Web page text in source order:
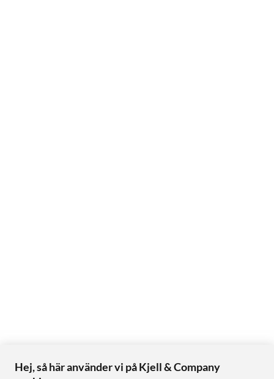
Hej, så här använder vi på Kjell & Company